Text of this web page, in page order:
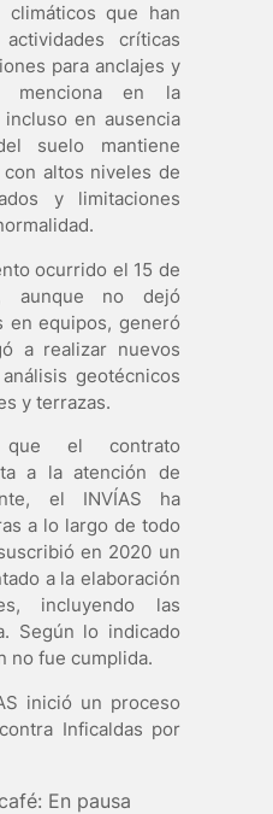
que han
críticas
para anclajes y
menciona en la
en ausencia
suelo mantiene
altos niveles de
y limitaciones
ocurrido el 15 de
aunque no dejó
en equipos, generó
a realizar nuevos
geotécnicos
y terrazas.
que el contrato
a la atención de
el INVÍAS ha
a lo largo de todo
en 2020 un
a la elaboración
incluyendo las
Según lo indicado
no fue cumplida.
inició un proceso
Inficaldas por
En pausa